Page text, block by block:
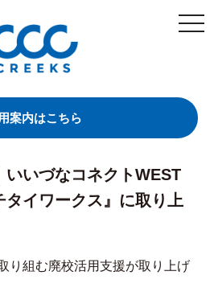
案内はこちら
いいづなコネクトWEST
タイワークス』に取り上
り組む廃校活用支援が取り上げ